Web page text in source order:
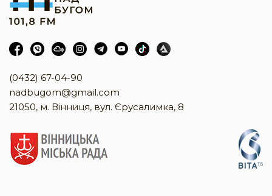
(0432) 67-04-90
nadbugom@gmail.com
21050, м. Вінниця, вул. Єрусалимка, 8